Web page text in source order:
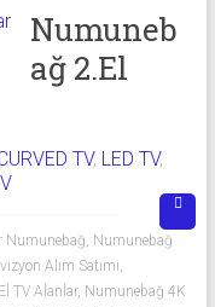
Numuneb
ağ 2.El
TV, LED TV,
Numunebağ, Numunebağ
Alım Satımı,
TV Alanlar, Numunebağ 4K